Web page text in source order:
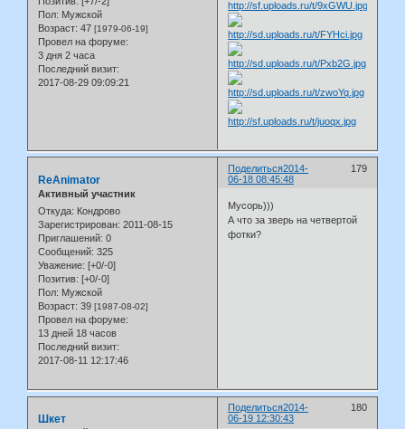
Пол: Мужской
Возраст: 47 [1979-06-19]
Провел на форуме:
3 дня 2 часа
Последний визит:
2017-08-29 09:09:21
Поделиться 179
2014-
06-18 08:45:48
ReAnimator
Активный участник
Откуда: Кондрово
Зарегистрирован: 2011-08-15
Приглашений: 0
Сообщений: 325
Уважение: [+0/-0]
Позитив: [+0/-0]
Пол: Мужской
Возраст: 39 [1987-08-02]
Провел на форуме:
13 дней 18 часов
Последний визит:
2017-08-11 12:17:46
Мусорь)))
А что за зверь на четвертой
фотки?
Поделиться 180
2014-
06-19 12:30:43
Шкет